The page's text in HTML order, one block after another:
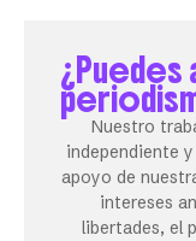
¿Puedes
Nuestro
independiente
apoyo de
intereses
libertades, el